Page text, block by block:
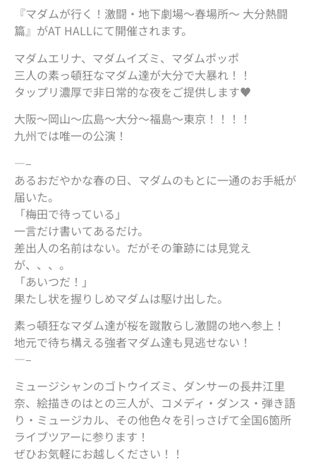
『マダムが行く！激闘・地下劇場～春場所～ 大分熱闘
篇』がAT HALLにて開催されます。
マダムエリナ、マダムイズミ、マダムポッポ
三人の素っ頓狂なマダム達が大分で大暴れ！！
タップリ濃厚で非日常的な夜をご提供します♥
大阪〜岡山〜広島〜大分〜福島〜東京！！！！
九州では唯一の公演！
—–
あるおだやかな春の日、マダムのもとに一通のお手紙が
届いた。
「梅田で待っている」
一言だけ書いてあるだけ。
差出人の名前はない。だがその筆跡には見覚え
が、、、。
「あいつだ！」
果たし状を握りしめマダムは駆け出した。
素っ頓狂なマダム達が桜を蹴散らし激闘の地へ参上！
地元で待ち構える強者マダム達も見逃せない！
—–
ミュージシャンのゴトウイズミ、ダンサーの長井江里
奈、絵描きのはとの三人が、コメディ・ダンス・弾き語
り・ミュージカル、その他色々を引っさげて全国6箇所
ライブツアーに参ります！
ぜひお気軽にお越しください！！